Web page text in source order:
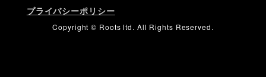
プライバシーポリシー
Copyright © Roots ltd. All Rights Reserved.